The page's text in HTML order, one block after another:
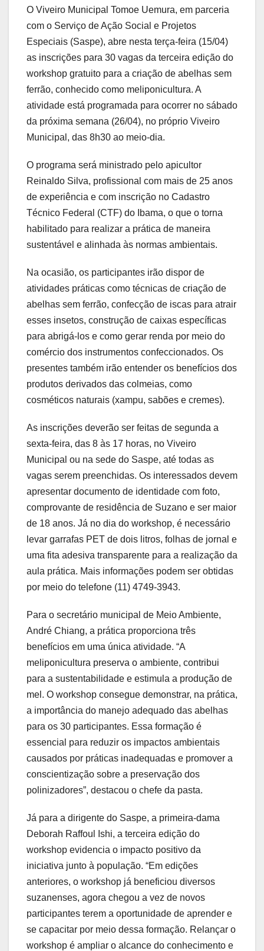
O Viveiro Municipal Tomoe Uemura, em parceria
com o Serviço de Ação Social e Projetos
Especiais (Saspe), abre nesta terça-feira (15/04)
as inscrições para 30 vagas da terceira edição do
workshop gratuito para a criação de abelhas sem
ferrão, conhecido como meliponicultura. A
atividade está programada para ocorrer no sábado
da próxima semana (26/04), no próprio Viveiro
Municipal, das 8h30 ao meio-dia.
O programa será ministrado pelo apicultor
Reinaldo Silva, profissional com mais de 25 anos
de experiência e com inscrição no Cadastro
Técnico Federal (CTF) do Ibama, o que o torna
habilitado para realizar a prática de maneira
sustentável e alinhada às normas ambientais.
Na ocasião, os participantes irão dispor de
atividades práticas como técnicas de criação de
abelhas sem ferrão, confecção de iscas para atrair
esses insetos, construção de caixas específicas
para abrigá-los e como gerar renda por meio do
comércio dos instrumentos confeccionados. Os
presentes também irão entender os benefícios dos
produtos derivados das colmeias, como
cosméticos naturais (xampu, sabões e cremes).
As inscrições deverão ser feitas de segunda a
sexta-feira, das 8 às 17 horas, no Viveiro
Municipal ou na sede do Saspe, até todas as
vagas serem preenchidas. Os interessados devem
apresentar documento de identidade com foto,
comprovante de residência de Suzano e ser maior
de 18 anos. Já no dia do workshop, é necessário
levar garrafas PET de dois litros, folhas de jornal e
uma fita adesiva transparente para a realização da
aula prática. Mais informações podem ser obtidas
por meio do telefone (11) 4749-3943.
Para o secretário municipal de Meio Ambiente,
André Chiang, a prática proporciona três
benefícios em uma única atividade. “A
meliponicultura preserva o ambiente, contribui
para a sustentabilidade e estimula a produção de
mel. O workshop consegue demonstrar, na prática,
a importância do manejo adequado das abelhas
para os 30 participantes. Essa formação é
essencial para reduzir os impactos ambientais
causados por práticas inadequadas e promover a
conscientização sobre a preservação dos
polinizadores”, destacou o chefe da pasta.
Já para a dirigente do Saspe, a primeira-dama
Deborah Raffoul Ishi, a terceira edição do
workshop evidencia o impacto positivo da
iniciativa junto à população. “Em edições
anteriores, o workshop já beneficiou diversos
suzanenses, agora chegou a vez de novos
participantes terem a oportunidade de aprender e
se capacitar por meio dessa formação. Relançar o
workshop é ampliar o alcance do conhecimento e